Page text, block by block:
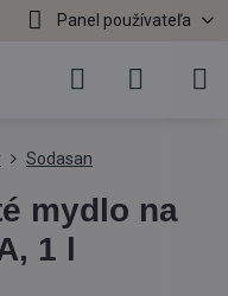
Panel používateľa
Sodasan
mydlo na
1 l